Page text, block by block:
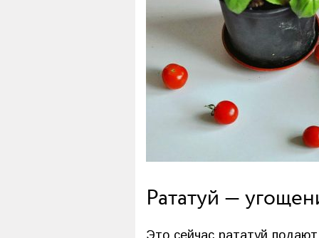
Рататуй —
Это сейчас рататуй